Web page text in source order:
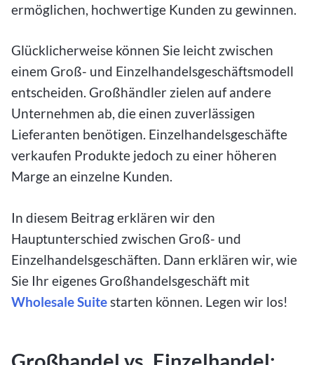
ermöglichen, hochwertige Kunden zu gewinnen.
Glücklicherweise können Sie leicht zwischen
einem Groß- und Einzelhandelsgeschäftsmodell
entscheiden. Großhändler zielen auf andere
Unternehmen ab, die einen zuverlässigen
Lieferanten benötigen. Einzelhandelsgeschäfte
verkaufen Produkte jedoch zu einer höheren
Marge an einzelne Kunden.
In diesem Beitrag erklären wir den
Hauptunterschied zwischen Groß- und
Einzelhandelsgeschäften. Dann erklären wir, wie
Sie Ihr eigenes Großhandelsgeschäft mit
Wholesale Suitestarten können. Legen wir los!